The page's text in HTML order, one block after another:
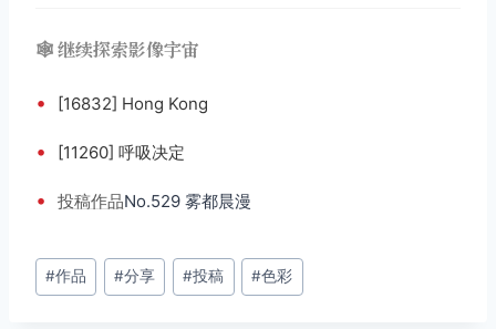
🕸️ 继续探索影像宇宙
• [16832] Hong Kong
• [11260] 呼吸决定
• 投稿作品No.529 雾都晨漫
文
章
#作品 #分享 #投稿 #色彩